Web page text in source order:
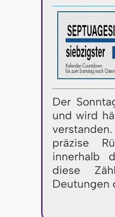
Der
und wird
präzise
innerhalb
diese
Deutungen